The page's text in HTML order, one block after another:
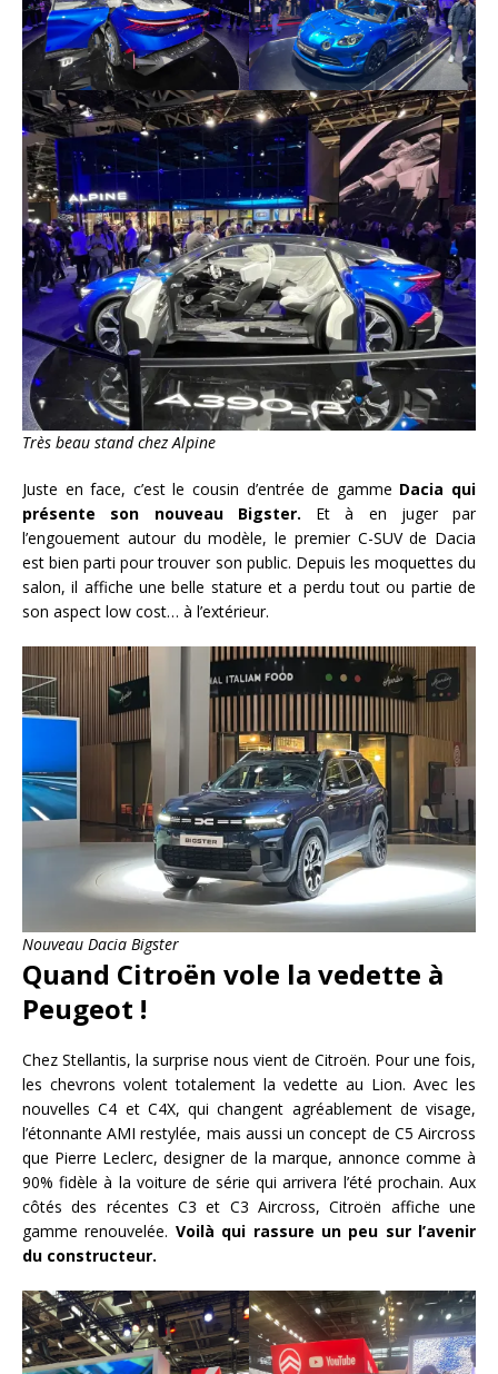
Très beau stand chez Alpine
Juste en face, c’est le cousin d’entrée de gamme Dacia qui
présente son nouveau Bigster. Et à en juger par
l’engouement autour du modèle, le premier C-SUV de Dacia
est bien parti pour trouver son public. Depuis les moquettes du
salon, il affiche une belle stature et a perdu tout ou partie de
son aspect low cost… à l’extérieur.
Nouveau Dacia Bigster
Quand Citroën vole la vedette à
Peugeot !
Chez Stellantis, la surprise nous vient de Citroën. Pour une fois,
les chevrons volent totalement la vedette au Lion. Avec les
nouvelles C4 et C4X, qui changent agréablement de visage,
l’étonnante AMI restylée, mais aussi un concept de C5 Aircross
que Pierre Leclerc, designer de la marque, annonce comme à
90% fidèle à la voiture de série qui arrivera l’été prochain. Aux
côtés des récentes C3 et C3 Aircross, Citroën affiche une
gamme renouvelée. Voilà qui rassure un peu sur l’avenir
du constructeur.